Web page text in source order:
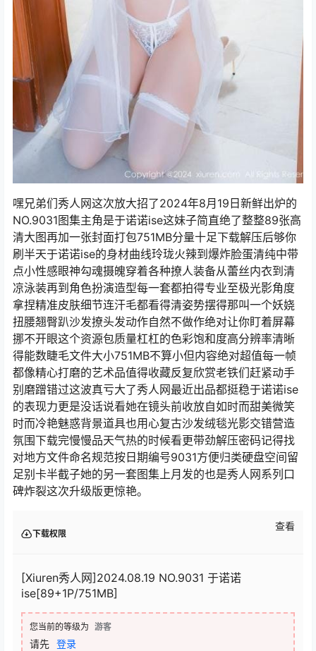
嘿兄弟们秀人网这次放大招了2024年8月19日新鲜出炉的
NO.9031图集主角是于诺诺ise这妹子简直绝了整整89张高
清大图再加一张封面打包751MB分量十足下载解压后够你
刷半天于诺诺ise的身材曲线玲珑火辣到爆炸脸蛋清纯中带
点小性感眼神勾魂摄魄穿着各种撩人装备从蕾丝内衣到清
凉泳装再到角色扮演造型每一套都拍得专业至极光影角度
拿捏精准皮肤细节连汗毛都看得清姿势摆得那叫一个妖娆
扭腰翘臀趴沙发撩头发动作自然不做作绝对让你盯着屏幕
挪不开眼这个资源包质量杠杠的色彩饱和度高分辨率清晰
得能数睫毛文件大小751MB不算小但内容绝对超值每一帧
都像精心打磨的艺术品值得收藏反复欣赏老铁们赶紧动手
别磨蹭错过这波真亏大了秀人网最近出品都挺稳于诺诺ise
的表现力更是没话说看她在镜头前收放自如时而甜美微笑
时而冷艳魅惑背景道具也用心复古沙发绒毯光影交错营造
氛围下载完慢慢品天气热的时候看更带劲解压密码记得找
对地方文件命名规范按日期编号9031方便归类硬盘空间留
足别卡半截子她的另一套图集上月发的也是秀人网系列口
碑炸裂这次升级版更惊艳。
下载权限
查看
[Xiuren秀人网]2024.08.19 NO.9031 于诺诺
ise[89+1P/751MB]
您当前的等级为 游客
请先 登录